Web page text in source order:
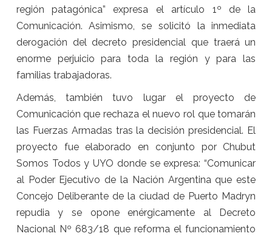
región patagónica” expresa el artículo 1º de la
Comunicación. Asimismo, se solicitó la inmediata
derogación del decreto presidencial que traerá un
enorme perjuicio para toda la región y para las
familias trabajadoras.
Además, también tuvo lugar el proyecto de
Comunicación que rechaza el nuevo rol que tomarán
las Fuerzas Armadas tras la decisión presidencial. El
proyecto fue elaborado en conjunto por Chubut
Somos Todos y UYO donde se expresa: “Comunicar
al Poder Ejecutivo de la Nación Argentina que este
Concejo Deliberante de la ciudad de Puerto Madryn
repudia y se opone enérgicamente al Decreto
Nacional Nº 683/18 que reforma el funcionamiento